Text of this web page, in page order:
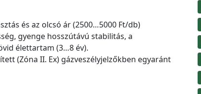
és az olcsó ár (2500…5000 Ft/db)
gyenge hosszútávú stabilitás, a
élettartam (3…8 év).
(Zóna II. Ex) gázveszélyjelzőkben egyaránt